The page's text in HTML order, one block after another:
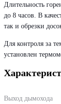
Длительность
до 8 часов. В
так и обрезки
Для контроля за
установлен
Выход дымохода